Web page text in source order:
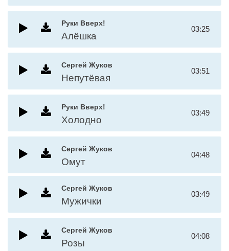
Руки Вверх!
Алёшка
03:25
Сергей Жуков
Непутёвая
03:51
Руки Вверх!
Холодно
03:49
Сергей Жуков
Омут
04:48
Сергей Жуков
Мужички
03:49
Сергей Жуков
Розы
04:08